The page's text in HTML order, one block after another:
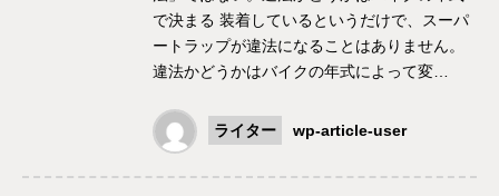
で決まる 装着しているというだけで、スーパ
ートラップが違法になることはありません。
違法かどうかはバイクの年式によって変…
ライター wp-article-user